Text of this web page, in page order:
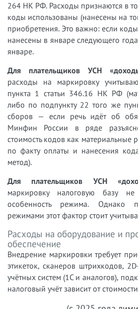
264 НК РФ. Расходы признаются в
коды использованы (нанесены на
приобретения. Это важно: если
нанесены в январе следующего
январе.
Для плательщиков УСН
расходы на маркировку
пункта 1 статьи 346.16 НК РФ
либо по подпункту 22 того же
сборов — если речь идёт об
Минфин России в ряде
стоимость кодов как
по факту оплаты и нанесения
метод).
Для плательщиков УСН
маркировку налоговую базу
особенность режима.
режимами этот фактор стоит
Расходы на оборудование и
обеспечение
Внедрение маркировки требует
этикеток, сканеров штрихкодов,
учётных систем (1С и аналогов),
налоговый учёт зависит от